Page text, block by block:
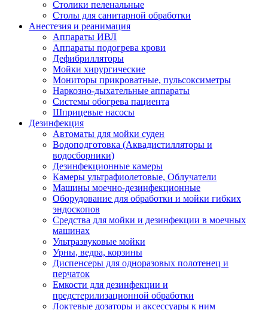
Столики пеленальные
Столы для санитарной обработки
Анестезия и реанимация
Аппараты ИВЛ
Аппараты подогрева крови
Дефибрилляторы
Мойки хирургические
Мониторы прикроватные, пульсоксиметры
Наркозно-дыхательные аппараты
Системы обогрева пациента
Шприцевые насосы
Дезинфекция
Автоматы для мойки суден
Водоподготовка (Аквадистилляторы и
водосборники)
Дезинфекционные камеры
Камеры ультрафиолетовые, Облучатели
Машины моечно-дезинфекционные
Оборудование для обработки и мойки гибких
эндоскопов
Средства для мойки и дезинфекции в моечных
машинах
Ультразвуковые мойки
Урны, ведра, корзины
Диспенсеры для одноразовых полотенец и
перчаток
Емкости для дезинфекции и
предстерилизационной обработки
Локтевые дозаторы и аксессуары к ним